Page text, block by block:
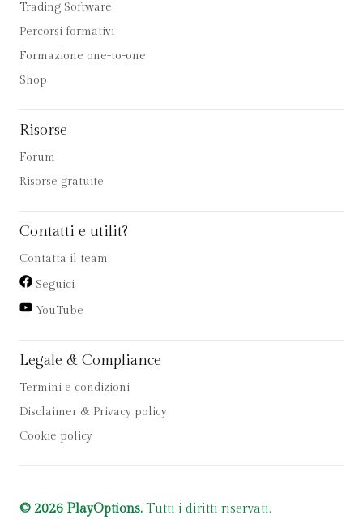
Trading Software
Percorsi formativi
Formazione one-to-one
Shop
Risorse
Forum
Risorse gratuite
Contatti e utilit?
Contatta il team
Seguici
YouTube
Legale & Compliance
Termini e condizioni
Disclaimer & Privacy policy
Cookie policy
© 2026 PlayOptions. Tutti i diritti riservati.